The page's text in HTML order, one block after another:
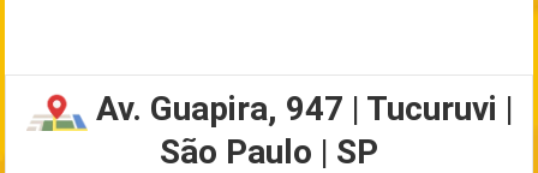
Av. Guapira, 947 | Tucuruvi |
São Paulo | SP